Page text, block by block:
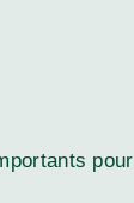
pour